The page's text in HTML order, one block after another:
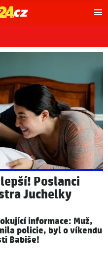
Poslanci
Juchelky
informace: Muž,
policie, byl o víkendu
Babiše!